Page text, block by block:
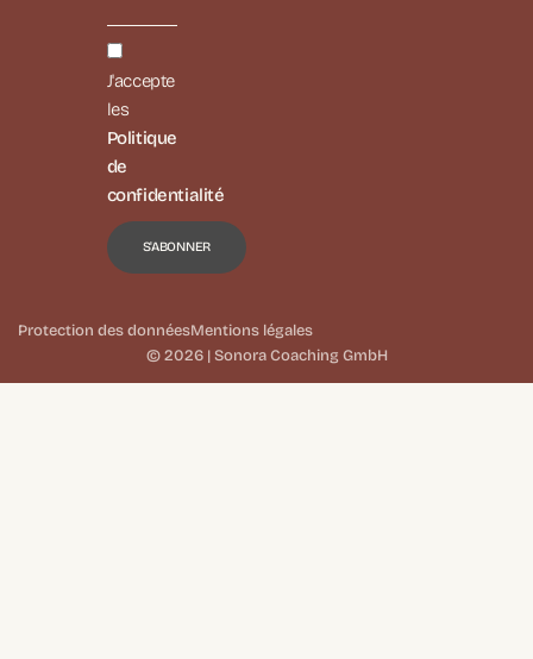
J'accepte
les
Politique
de
confidentialité
© 2026 | Sonora Coaching GmbH
Protection des donnéesMentions légales